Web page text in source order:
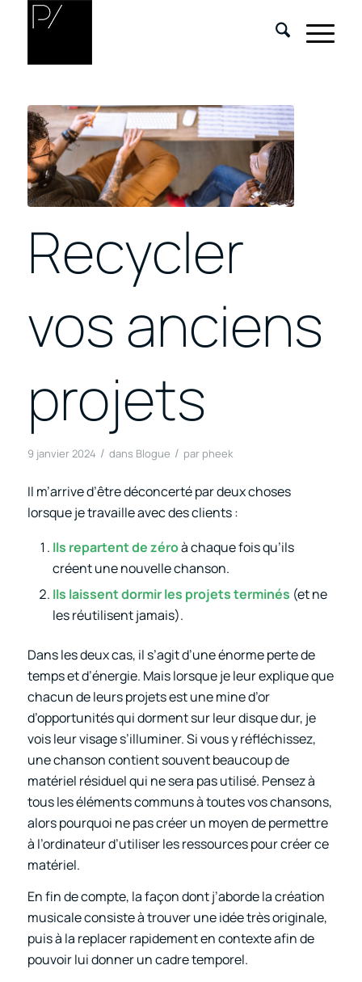
Recycler
vos anciens
projets
9 janvier 2024 / dans Blogue / par pheek
Il m’arrive d’être déconcerté par deux choses
lorsque je travaille avec des clients :
Ils repartent de zéroà chaque fois qu’ils
créent une nouvelle chanson.
Ils laissent dormir les projets terminés (et ne
les réutilisent jamais).
Dans les deux cas, il s’agit d’une énorme perte de
temps et d’énergie. Mais lorsque je leur explique que
chacun de leurs projets est une mine d’or
d’opportunités qui dorment sur leur disque dur, je
vois leur visage s’illuminer. Si vous y réfléchissez,
une chanson contient souvent beaucoup de
matériel résiduel qui ne sera pas utilisé. Pensez à
tous les éléments communs à toutes vos chansons,
alors pourquoi ne pas créer un moyen de permettre
à l’ordinateur d’utiliser les ressources pour créer ce
matériel.
En fin de compte, la façon dont j’aborde la création
musicale consiste à trouver une idée très originale,
puis à la replacer rapidement en contexte afin de
pouvoir lui donner un cadre temporel.